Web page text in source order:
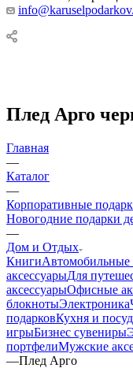
Плед Арго
Главная
—
Каталог
—
Корпоративные
Новогодние подарки
—
Дом и Отдых
КнигиАвтомобильные
аксессуарыДля
аксессуарыОфисные
блокнотыЭлектроника
подарковКухня и
игрыБизнес сувениры
портфелиМужские
—Плед Арго